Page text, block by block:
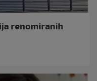
renomiranih